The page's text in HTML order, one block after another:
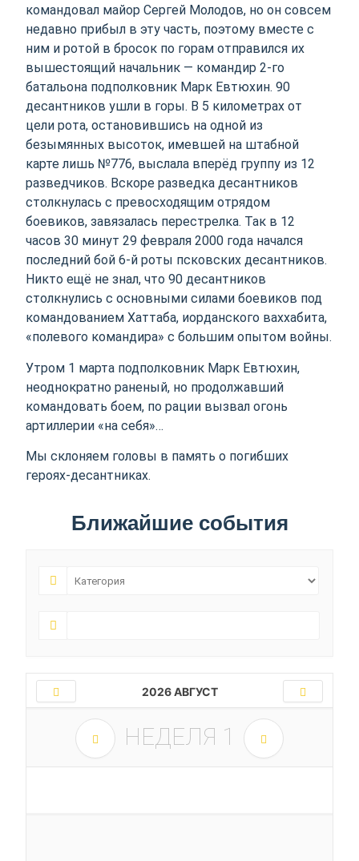
командовал майор Сергей Молодов, но он совсем
недавно прибыл в эту часть, поэтому вместе с
ним и ротой в бросок по горам отправился их
вышестоящий начальник — командир 2-го
батальона подполковник Марк Евтюхин. 90
десантников ушли в горы. В 5 километрах от
цели рота, остановившись на одной из
безымянных высоток, имевшей на штабной
карте лишь №776, выслала вперёд группу из 12
разведчиков. Вскоре разведка десантников
столкнулась с превосходящим отрядом
боевиков, завязалась перестрелка. Так в 12
часов 30 минут 29 февраля 2000 года начался
последний бой 6-й роты псковских десантников.
Никто ещё не знал, что 90 десантников
столкнулись с основными силами боевиков под
командованием Хаттаба, иорданского ваххабита,
«полевого командира» с большим опытом войны.
Утром 1 марта подполковник Марк Евтюхин,
неоднократно раненый, но продолжавший
командовать боем, по рации вызвал огонь
артиллерии «на себя»…
Мы склоняем головы в память о погибших
героях-десантниках.
Ближайшие события
2026 АВГУСТ
НЕДЕЛЯ 1